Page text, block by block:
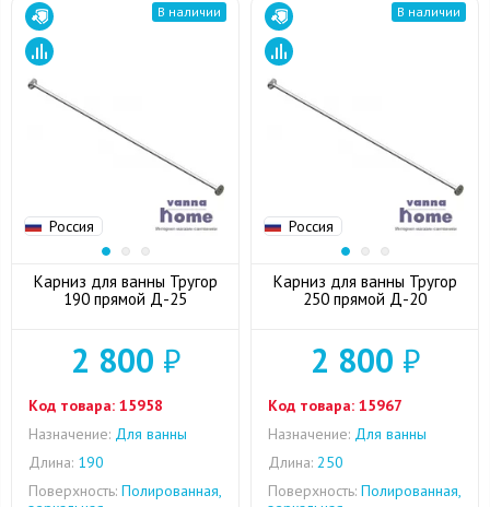
Россия
В наличии
Карниз для ванны Тругор
190 прямой Д-25
2 800 ₽
Код товара: 15958
Назначение: Для ванны
Длина: 190
Поверхность: Полированная,
Россия
В наличии
Карниз для ванны Тругор
250 прямой Д-20
2 800 ₽
Код товара: 15967
Назначение: Для ванны
Длина: 250
Поверхность: Полированная,